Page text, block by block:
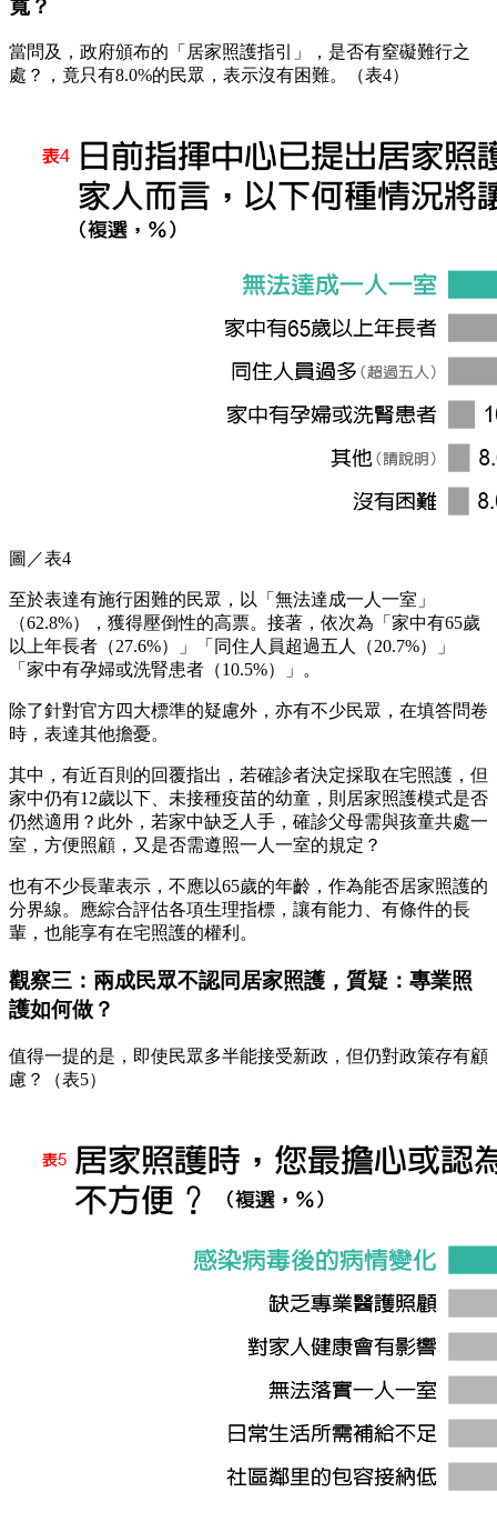
寬？
當問及，政府頒布的「居家照護指引」，是否有窒礙難行之
處？，竟只有8.0%的民眾，表示沒有困難。（表4）
圖／表4
至於表達有施行困難的民眾，以「無法達成一人一室」
（62.8%），獲得壓倒性的高票。接著，依次為「家中有65歲
以上年長者（27.6%）」「同住人員超過五人（20.7%）」
「家中有孕婦或洗腎患者（10.5%）」。
除了針對官方四大標準的疑慮外，亦有不少民眾，在填答問卷
時，表達其他擔憂。
其中，有近百則的回覆指出，若確診者決定採取在宅照護，但
家中仍有12歲以下、未接種疫苗的幼童，則居家照護模式是否
仍然適用？此外，若家中缺乏人手，確診父母需與孩童共處一
室，方便照顧，又是否需遵照一人一室的規定？
也有不少長輩表示，不應以65歲的年齡，作為能否居家照護的
分界線。應綜合評估各項生理指標，讓有能力、有條件的長
輩，也能享有在宅照護的權利。
觀察三：兩成民眾不認同居家照護，質疑：專業照
護如何做？
值得一提的是，即使民眾多半能接受新政，但仍對政策存有顧
慮？（表5）